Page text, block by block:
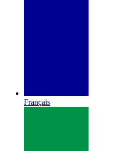
Français